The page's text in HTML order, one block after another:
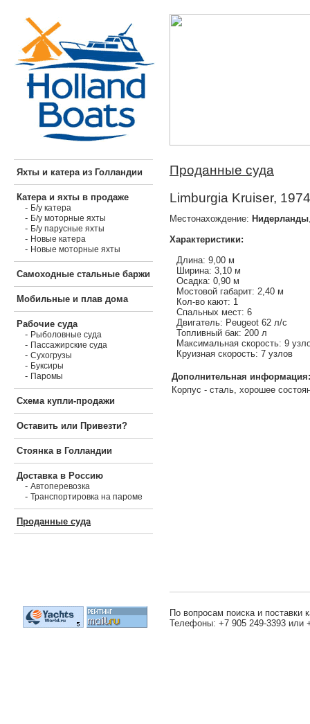
Яхты и катера из Голландии
Катера и яхты в продаже
- Б/у катера
- Б/у моторные яхты
- Б/у парусные яхты
- Новые катера
- Новые моторные яхты
Самоходные стальные баржи
Мобильные и плав дома
Рабочие суда
- Рыболовные суда
- Пассажирские суда
- Сухогрузы
- Буксиры
- Паромы
Схема купли-продажи
Оставить или Привезти?
Стоянка в Голландии
Доставка в Россию
- Автоперевозка
- Транспортировка на пароме
Проданные суда
Проданные суда
Limburgia Kruiser,
Местонахождение: Нидерланды
Характеристики:
Длина: 9,00 м
Ширина: 3,10 м
Осадка: 0,90 м
Мостовой габарит: 2,40 м
Кол-во кают: 1
Спальных мест: 6
Двигатель: Peugeot 62 л/с
Топливный бак: 200 л
Максимальная скорость: 9
Круизная скорость: 7 узлов
Дополнительная информация:
Корпус - сталь, хорошее
По вопросам поиска и поставки
Телефоны: +7 905 249-3393 или